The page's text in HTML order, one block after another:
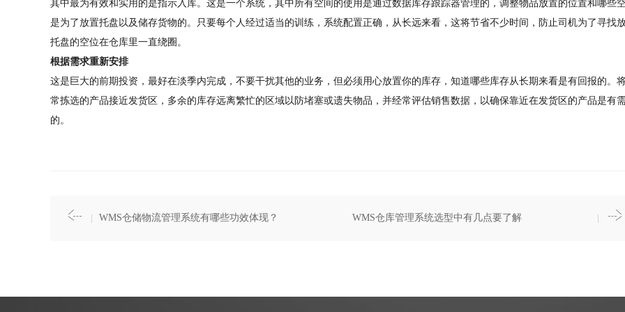
其中最为有效和实用的是指示入库。这是一个系统，其中所有空间的使用是通过数据库存跟踪器管理的，调整物品放置的位置和哪些
是为了放置托盘以及储存货物的。只要每个人经过适当的训练，系统配置正确，从长远来看，这将节省不少时间，防止司机为了寻找
托盘的空位在仓库里一直绕圈。
根据需求重新安排
这是巨大的前期投资，最好在淡季内完成，不要干扰其他的业务，但必须用心放置你的库存，知道哪些库存从长期来看是有回报的。
常拣选的产品接近发货区，多余的库存远离繁忙的区域以防堵塞或遗失物品，并经常评估销售数据，以确保靠近在发货区的产品是有
的。
WMS仓储物流管理系统有哪些功效体现？ WMS仓库管理系统选型中有几点要了解